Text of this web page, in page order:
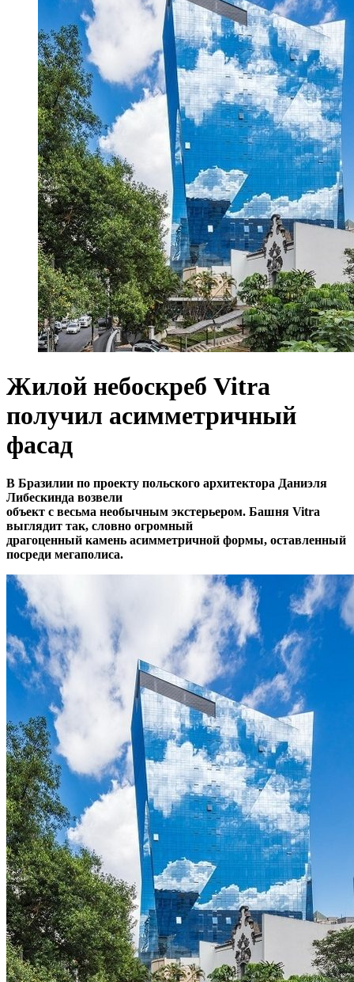
Жилой небоскреб Vitra
получил асимметричный
фасад
В Бразилии по проекту польского архитектора Даниэля
Либескинда возвели
объект с весьма необычным экстерьером. Башня Vitra
выглядит так, словно огромный
драгоценный камень асимметричной формы, оставленный
посреди мегаполиса.